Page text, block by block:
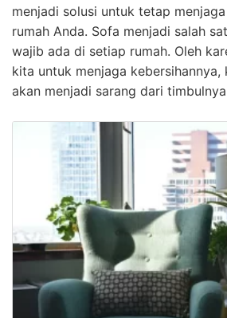
menjadi solusi untuk tetap
rumah Anda. Sofa menjadi salah
wajib ada di setiap rumah. Oleh
kita untuk menjaga kebersihannya,
akan menjadi sarang dari